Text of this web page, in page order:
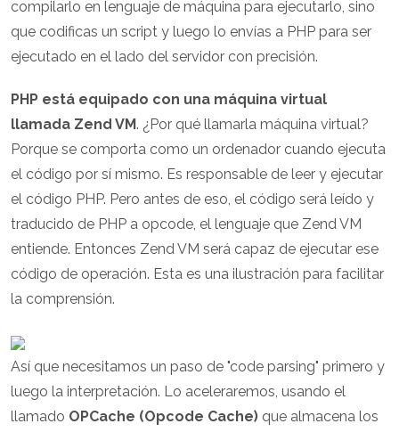
compilarlo en lenguaje de máquina para ejecutarlo, sino
que codificas un script y luego lo envías a PHP para ser
ejecutado en el lado del servidor con precisión.
PHP está equipado con una máquina virtual
llamada Zend VM. ¿Por qué llamarla máquina virtual?
Porque se comporta como un ordenador cuando ejecuta
el código por sí mismo. Es responsable de leer y ejecutar
el código PHP. Pero antes de eso, el código será leído y
traducido de PHP a opcode, el lenguaje que Zend VM
entiende. Entonces Zend VM será capaz de ejecutar ese
código de operación. Esta es una ilustración para facilitar
la comprensión.
Así que necesitamos un paso de "code parsing" primero y
luego la interpretación. Lo aceleraremos, usando el
llamado OPCache (Opcode Cache) que almacena los